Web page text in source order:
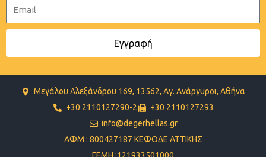
Εγγραφή
Μεγάλου Αλεξάνδρου 169, 13562, Αγ. Ανάργυροι, Αθήνα
+30 2110127290-2
+30 2110127293
info@degerhellas.gr
ΑΦΜ : 800427187 ΚΕΦΟΔΕ ΑΤΤΙΚΗΣ